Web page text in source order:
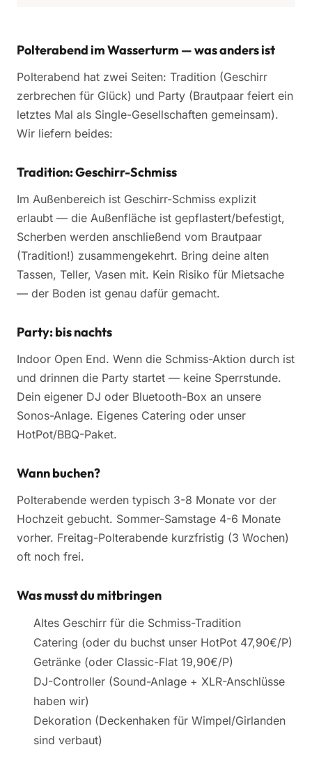
Polterabend im Wasserturm — was anders ist
Polterabend hat zwei Seiten: Tradition (Geschirr
zerbrechen für Glück) und Party (Brautpaar feiert ein
letztes Mal als Single-Gesellschaften gemeinsam).
Wir liefern beides:
Tradition: Geschirr-Schmiss
Im Außenbereich ist Geschirr-Schmiss explizit
erlaubt — die Außenfläche ist gepflastert/befestigt,
Scherben werden anschließend vom Brautpaar
(Tradition!) zusammengekehrt. Bring deine alten
Tassen, Teller, Vasen mit. Kein Risiko für Mietsache
— der Boden ist genau dafür gemacht.
Party: bis nachts
Indoor Open End. Wenn die Schmiss-Aktion durch ist
und drinnen die Party startet — keine Sperrstunde.
Dein eigener DJ oder Bluetooth-Box an unsere
Sonos-Anlage. Eigenes Catering oder unser
HotPot/BBQ-Paket.
Wann buchen?
Polterabende werden typisch 3-8 Monate vor der
Hochzeit gebucht. Sommer-Samstage 4-6 Monate
vorher. Freitag-Polterabende kurzfristig (3 Wochen)
oft noch frei.
Was musst du mitbringen
Altes Geschirr für die Schmiss-Tradition
Catering (oder du buchst unser HotPot 47,90€/P)
Getränke (oder Classic-Flat 19,90€/P)
DJ-Controller (Sound-Anlage + XLR-Anschlüsse
haben wir)
Dekoration (Deckenhaken für Wimpel/Girlanden
sind verbaut)